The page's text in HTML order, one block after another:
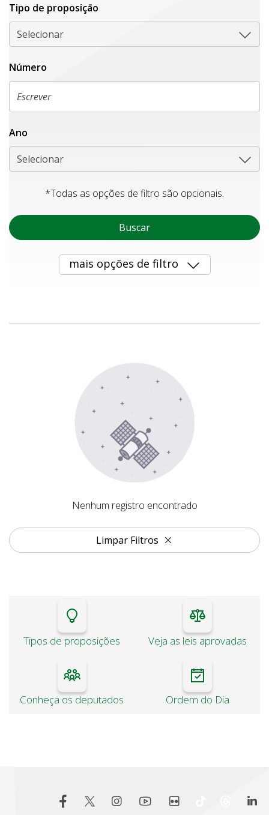
Tipo de proposiçāo
Selecionar
Número
Ano
Selecionar
*Todas as opções de filtro são opcionais.
Buscar
mais opções de filtro
Nenhum registro encontrado
Nenhum registro encontrado
Limpar Filtros
Tipos de proposições Veja as leis aprovadas
Conheça os deputados Ordem do Dia